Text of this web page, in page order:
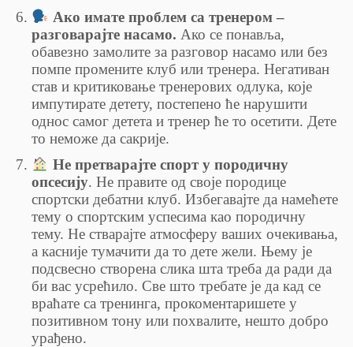
Ако имате проблем са тренером –
разговарајте насамо. Ако се понавља,
обавезно замолите за разговор насамо или без
помпе промените клуб или тренера. Негативан
став и критиковање тренерових одлука, које
импутирате детету, постепено ће нарушити
однос самог детета и тренер ће то осетити. Дете
то неможе да сакрије.
Не претварајте спорт у породичну
опсесију. Не правите од своје породице
спортски дебатни клуб. Избегавајте да намећете
тему о спортским успесима као породичну
тему. Не стварајте атмосферу ваших очекивања,
а касније тумачити да то дете жели. Њему је
подсвесно створена слика шта треба да ради да
би вас усрећило. Све што требате је да кад се
враћате са тренинга, прокоментаришете у
позитивном тону или похвалите, нешто добро
урађено.